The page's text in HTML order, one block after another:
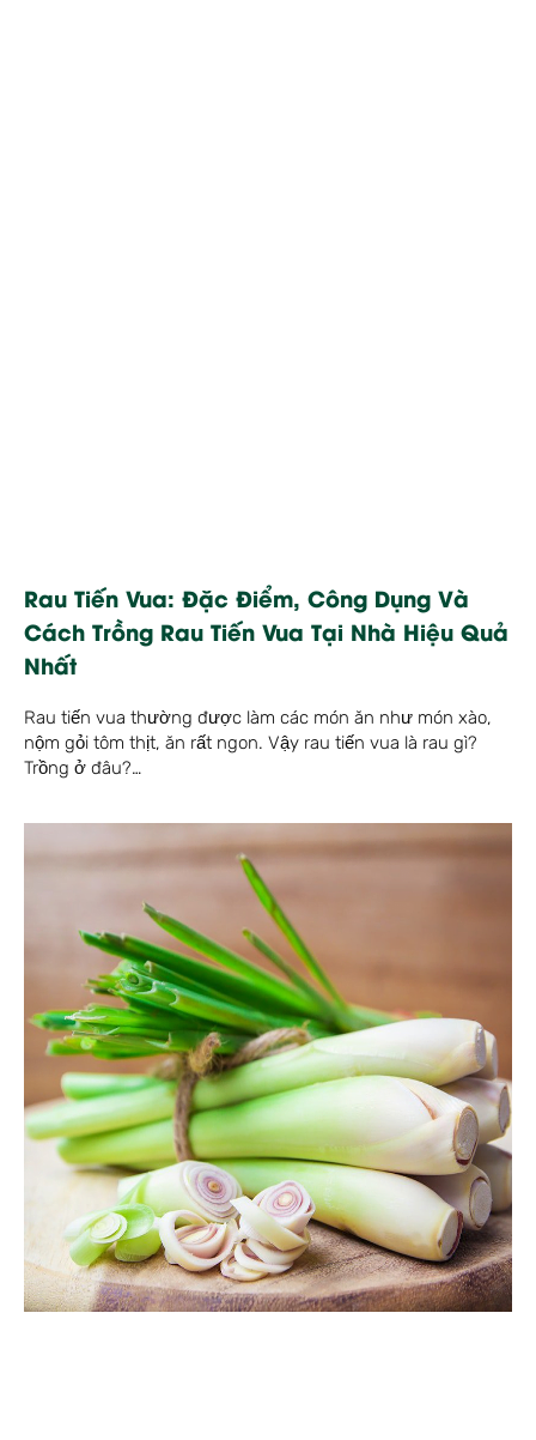
Rau Tiến Vua: Đặc Điểm, Công Dụng Và
Cách Trồng Rau Tiến Vua Tại Nhà Hiệu Quả
Nhất
Rau tiến vua thường được làm các món ăn như món xào,
nộm gỏi tôm thịt, ăn rất ngon. Vậy rau tiến vua là rau gì?
Trồng ở đâu?…